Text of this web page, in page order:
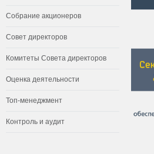
Собрание акционеров
Совет директоров
Комитеты Совета директоров
Оценка деятельности
Топ-менеджмент
Контроль и аудит